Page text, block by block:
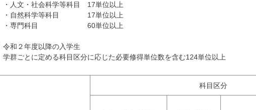
・社会科学等科目 17単位以上
科学等科目 17単位以上
門科目 60単位以上
和２年度以降の入学生
とに定める科目区分に応じた必要修得単位数を含む124単位以上
科目区分